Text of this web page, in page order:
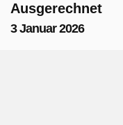
Ausgerechnet
3 Januar 2026